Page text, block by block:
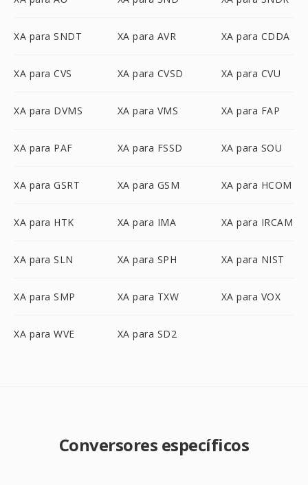
XA para SNDT XA para AVR XA para CDDA
XA para CVS XA para CVSD XA para CVU
XA para DVMS XA para VMS XA para FAP
XA para PAF XA para FSSD XA para SOU
XA para GSRT XA para GSM XA para HCOM
XA para HTK XA para IMA XA para IRCAM
XA para SLN XA para SPH XA para NIST
XA para SMP XA para TXW XA para VOX
XA para WVE XA para SD2
Conversores específicos